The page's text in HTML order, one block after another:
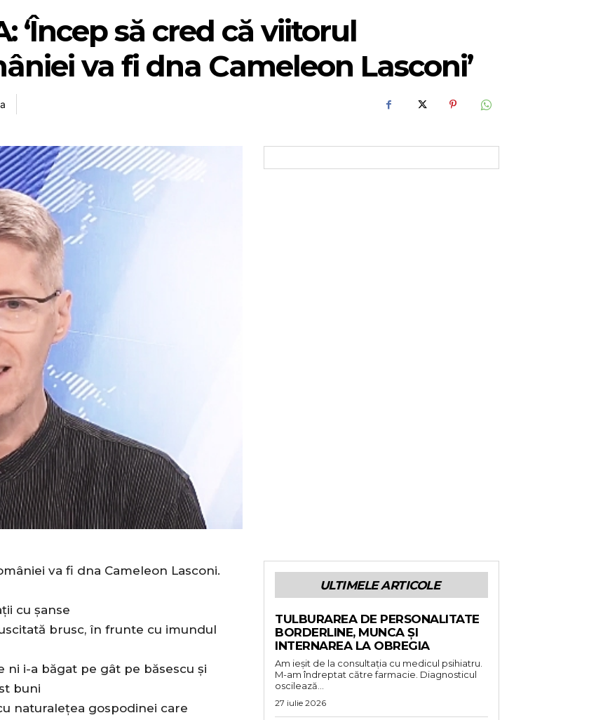
‘Încep să cred că viitorul
va fi dna Cameleon Lasconi’
va fi dna Cameleon Lasconi.
cu șanse
brusc, în frunte cu imundul
i-a băgat pe gât pe băsescu și
buni
naturalețea gospodinei care
ULTIMELE ARTICOLE
TULBURAREA DE PERSONALITATE
BORDERLINE, MUNCA ȘI
INTERNAREA LA OBREGIA
Am ieșit de la consultația cu medicul psihiatru.
M-am îndreptat către farmacie. Diagnosticul
oscilează...
27 iulie 2026